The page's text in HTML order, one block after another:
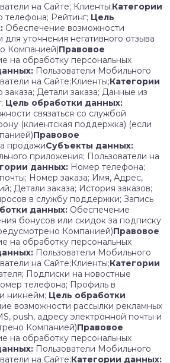
на Сайте; Клиенты;Категории
Рейтинг; Цель
Обеспечение возможности
для уточнения негативного отзыва
Компанией)Правовое
на обработку персональных
Пользователи Мобильного
на Сайте;Клиенты;Категории
Детали заказа; Данные из
Цель обработки данных:
связаться со службой
(клиентская поддержка) (если
Правовое
продажиСубъекты данных:
приложения; Пользователи на
данных: Номер телефона;
Номер заказа; Имя, Адрес,
Детали заказа; История заказов;
в службу поддержки; Запись
данных: Обеспечение
бонусов или скидок за подписку
Компанией)Правовое
на обработку персональных
Пользователи Мобильного
на Сайте;Клиенты;Категории
Подписки на новостные
телефона; Профиль в
никнейм; Цель обработки
возможности рассылки рекламных
push, адресу электронной почты и
Компанией)Правовое
на обработку персональных
Пользователи Мобильного
на Сайте;Категории данных: